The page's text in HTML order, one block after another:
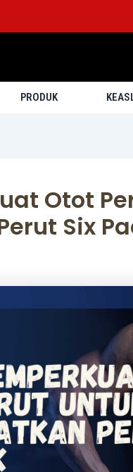
PRODUK
Otot
Six